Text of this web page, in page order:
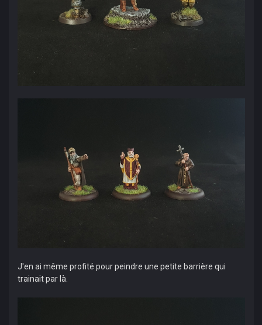
J'en ai même profité pour peindre une petite barrière qui
trainait par là.